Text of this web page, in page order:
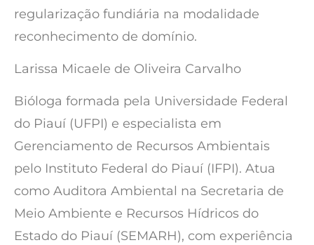
regularização fundiária na modalidade
reconhecimento de domínio.
Larissa Micaele de Oliveira Carvalho
Bióloga formada pela Universidade Federal
do Piauí (UFPI) e especialista em
Gerenciamento de Recursos Ambientais
pelo Instituto Federal do Piauí (IFPI). Atua
como Auditora Ambiental na Secretaria de
Meio Ambiente e Recursos Hídricos do
Estado do Piauí (SEMARH), com experiência